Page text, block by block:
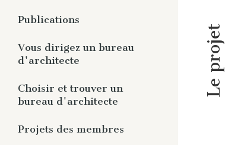
l’architecture
Publications
Magazine numérique -
Panorama
Études et guides
Rapports et communiqués
Rediffusion de webinaires
Vous dirigez un bureau
d'architecte
Vous êtes membre
Vous n’êtes pas membre
Choisir et trouver un
bureau d'architecte
Pourquoi un architecte ?
Projets des membres
Le projet